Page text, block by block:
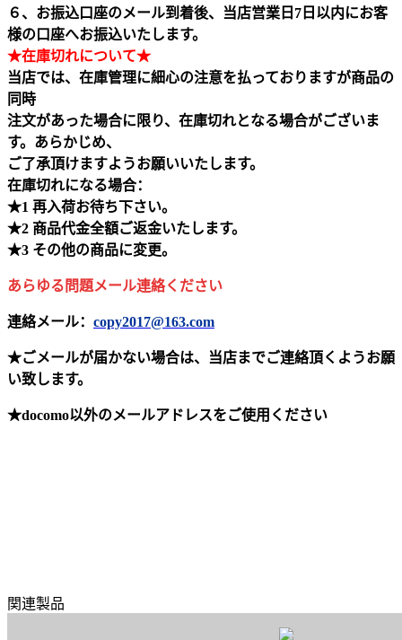
６、お振込口座のメール到着後、当店営業日7日以内にお客
様の口座へお振込いたします。
★在庫切れについて★
当店では、在庫管理に細心の注意を払っておりますが商品の
同時
注文があった場合に限り、在庫切れとなる場合がございま
す。あらかじめ、
ご了承頂けますようお願いいたします。
在庫切れになる場合：
★1 再入荷お待ち下さい。
★2 商品代金全額ご返金いたします。
★3 その他の商品に変更。
あらゆる問題メール連絡ください
連絡メール： copy2017@163.com
★ごメールが届かない場合は、当店までご連絡頂くようお願
い致します。
★docomo以外のメールアドレスをご使用ください
関連製品